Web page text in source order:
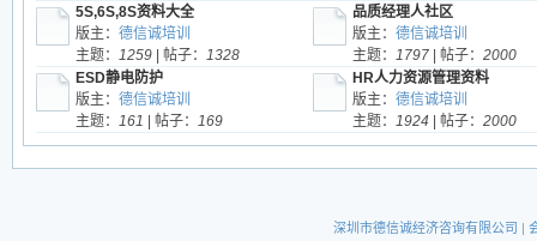
5S,6S,8S资料大全
版主： 德信诚培训
主题： 1259| 帖子： 1328
品质经理人社区
版主： 德信诚培训
主题： 1797| 帖子： 2000
ESD静电防护
版主： 德信诚培训
主题： 161 | 帖子： 169
HR人力资源管理资料
版主： 德信诚培训
主题： 1924 | 帖子： 2000
深圳市德信诚经济咨询有限公司 |